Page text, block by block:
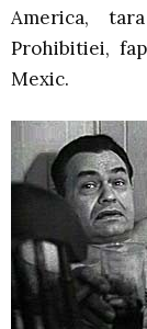
America,
Prohibitiei,
Mexic.